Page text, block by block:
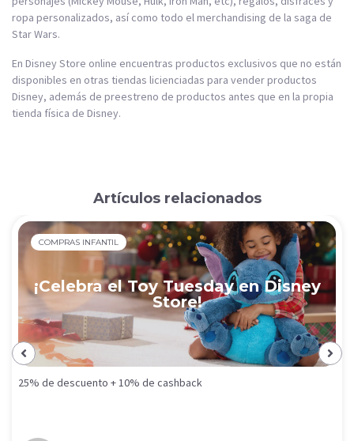
ropa personalizados, así como todo el merchandising de la saga de
Star Wars.
En Disney Store online encuentras productos exclusivos que no están
disponibles en otras tiendas licienciadas para vender productos
Disney, además de preestreno de productos antes que en la propia
tienda física de Disney.
Artículos relacionados
COMPRAS INFANTIL
¡Celebra el Toy Tuesday en Disney
Store!
25% de descuento + 10% de cashback